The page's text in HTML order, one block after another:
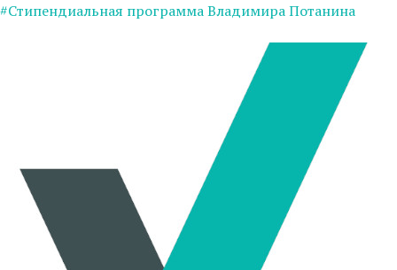
#Стипендиальная программа Владимира Потанина